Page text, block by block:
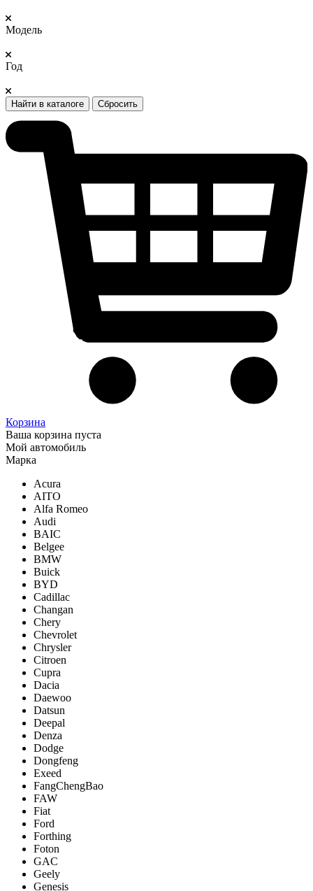
Модель
Год
Найти в каталоге Сбросить
Корзина
Ваша корзина пуста
Мой автомобиль
Марка
Acura
AITO
Alfa Romeo
Audi
BAIC
Belgee
BMW
Buick
BYD
Cadillac
Changan
Chery
Chevrolet
Chrysler
Citroen
Cupra
Dacia
Daewoo
Datsun
Deepal
Denza
Dodge
Dongfeng
Exeed
FangChengBao
FAW
Fiat
Ford
Forthing
Foton
GAC
Geely
Genesis